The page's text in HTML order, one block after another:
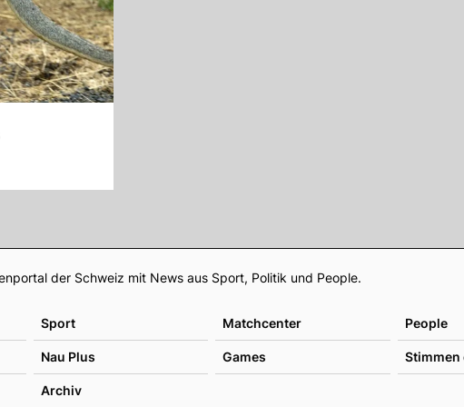
Footer
der Schweiz mit News aus Sport, Politik und People.
Sport Matchcenter People
Nau Plus Games Stimmen
Archiv